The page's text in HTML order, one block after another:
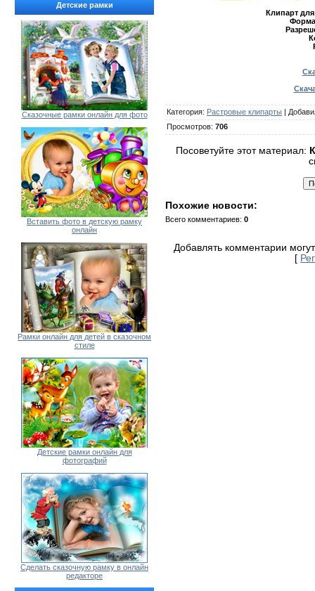
Детские рамки
Сказочные рамки онлайн для фото
Вставить фото в детскую рамку
онлайн
Рамки онлайн для детей в сказочном
стиле
Детские рамки онлайн для
фотографий
Сделать сказочную рамку в онлайн
редакторе
Клипарт
Категория: Растровые клипарты |
Просмотров: 706
Посоветуйте этот материал:
Похожие новости:
Всего комментариев: 0
Добавлять комментарии
[